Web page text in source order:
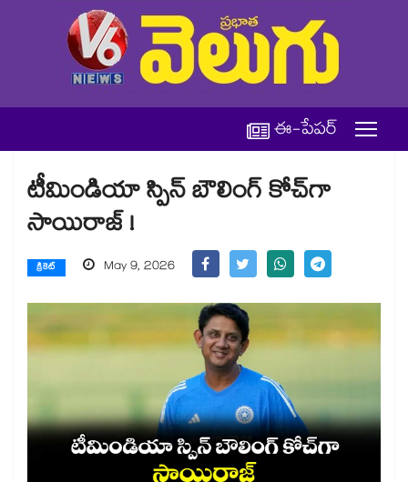
ఈ-పేపర్
టీమిండియా స్పిన్‌‌‌‌‌‌‌‌‌‌‌‌‌‌‌‌ బౌలింగ్‌‌‌‌‌‌‌‌‌‌‌‌‌‌‌‌ కోచ్‌‌‌‌‌‌‌‌‌‌‌‌‌‌‌‌గా
సాయిరాజ్‌‌‌‌‌‌‌‌‌‌‌‌‌‌‌‌ !
క్రికెట్ May 9, 2026